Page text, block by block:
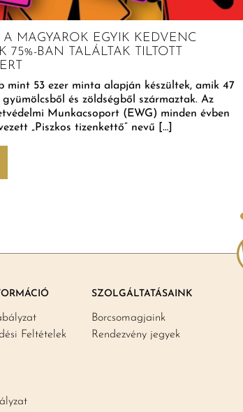
A MAGYAROK EGYIK KEDVENC
75%-BAN TALÁLTAK TILTOTT
mint 53 ezer minta alapján készültek, amik 47
és zöldségből származtak. Az
Munkacsoport (EWG) minden évben
„Piszkos tizenkettő” nevű […]
Feltételek
SZOLGÁLTATÁSAINK
Borcsomagjaink
Rendezvény jegyek